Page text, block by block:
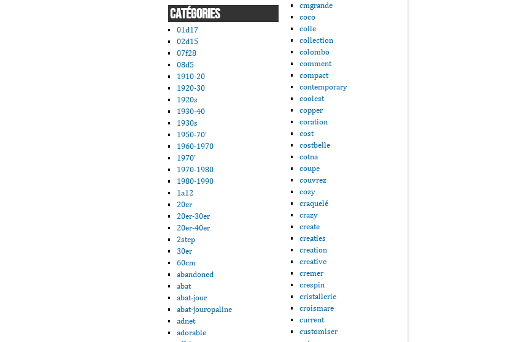
CATÉGORIES
01d17
02d15
07f28
08d5
1910-20
1920-30
1920s
1930-40
1930s
1950-70'
1960-1970
1970'
1970-1980
1980-1990
1a12
20er
20er-30er
20er-40er
2step
30er
60cm
abandoned
abat
abat-jour
abat-jouropaline
adnet
adorable
cmgrande
coco
colle
collection
colombo
comment
compact
contemporary
coolest
copper
coration
cost
costbelle
cotna
coupe
couvrez
cozy
craquelé
crazy
create
creaties
creation
creative
cremer
crespin
cristallerie
croismare
current
customiser